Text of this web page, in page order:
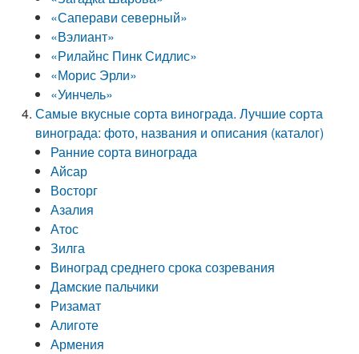
«Саперави северный»
«Вэлиант»
«Рилайнс Пинк Сидлис»
«Морис Эрли»
«Уинчель»
Самые вкусные сорта винограда. Лучшие сорта
винограда: фото, названия и описания (каталог)
Ранние сорта винограда
Айсар
Восторг
Азалия
Атос
Зилга
Виноград среднего срока созревания
Дамские пальчики
Ризамат
Алиготе
Армения